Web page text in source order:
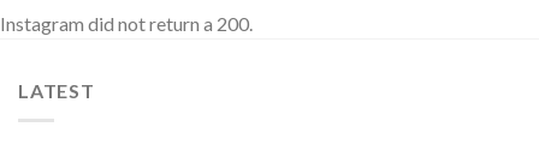
Instagram did not return a 200.
LATEST